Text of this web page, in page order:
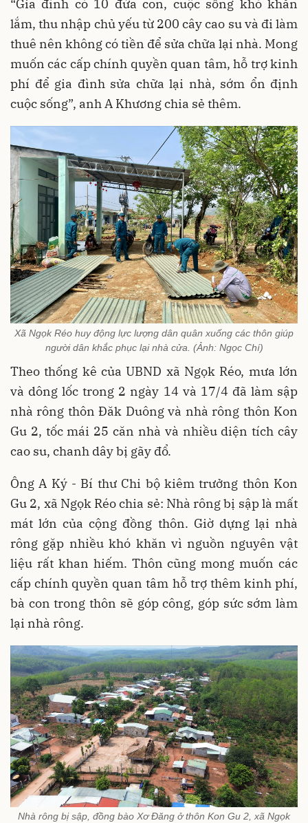
“Gia đình có 10 đứa con, cuộc sống khó khăn
lắm, thu nhập chủ yếu từ 200 cây cao su và đi làm
thuê nên không có tiền để sửa chữa lại nhà. Mong
muốn các cấp chính quyền quan tâm, hỗ trợ kinh
phí để gia đình sửa chữa lại nhà, sớm ổn định
cuộc sống”, anh A Khương chia sẻ thêm.
Xã Ngọk Réo huy động lực lượng dân quân xuống các thôn giúp
người dân khắc phục lại nhà cửa. (Ảnh: Ngọc Chí)
Theo thống kê của UBND xã Ngọk Réo, mưa lớn
và dông lốc trong 2 ngày 14 và 17/4 đã làm sập
nhà rông thôn Đăk Duông và nhà rông thôn Kon
Gu 2, tốc mái 25 căn nhà và nhiều diện tích cây
cao su, chanh dây bị gãy đổ.
Ông A Ký - Bí thư Chi bộ kiêm trưởng thôn Kon
Gu 2, xã Ngọk Réo chia sẻ: Nhà rông bị sập là mất
mát lớn của cộng đồng thôn. Giờ dựng lại nhà
rông gặp nhiều khó khăn vì nguồn nguyên vật
liệu rất khan hiếm. Thôn cũng mong muốn các
cấp chính quyền quan tâm hỗ trợ thêm kinh phí,
bà con trong thôn sẽ góp công, góp sức sớm làm
lại nhà rông.
Nhà rông bị sập, đồng bào Xơ Đăng ở thôn Kon Gu 2, xã Ngọk